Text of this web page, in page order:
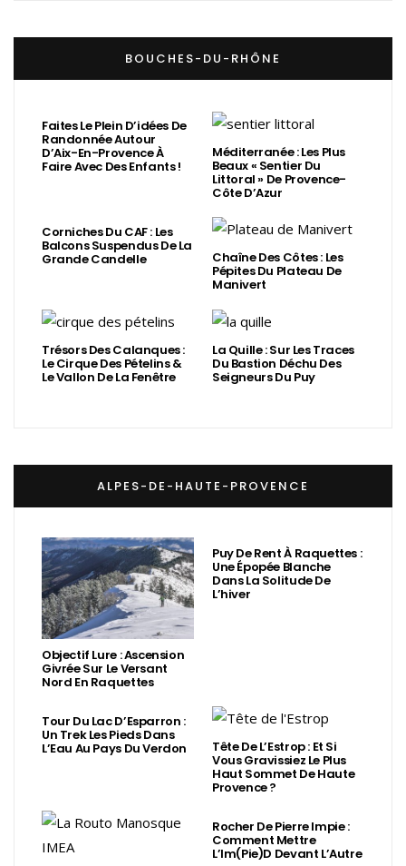
BOUCHES-DU-RHÔNE
Faites Le Plein D’idées De
Randonnée Autour
D’Aix-En-Provence À
Faire Avec Des Enfants !
Méditerranée : Les Plus
Beaux « Sentier Du
Littoral » De Provence-
Côte D’Azur
Corniches Du CAF : Les
Balcons Suspendus De La
Grande Candelle Chaîne Des Côtes : Les
Pépites Du Plateau De
Manivert
Trésors Des Calanques :
Le Cirque Des Pételins &
Le Vallon De La Fenêtre
La Quille : Sur Les Traces
Du Bastion Déchu Des
Seigneurs Du Puy
ALPES-DE-HAUTE-PROVENCE
Objectif Lure : Ascension
Givrée Sur Le Versant
Nord En Raquettes
Puy De Rent À Raquettes :
Une Épopée Blanche
Dans La Solitude De
L’hiver
Tour Du Lac D’Esparron :
Un Trek Les Pieds Dans
L’Eau Au Pays Du Verdon Tête De L’Estrop : Et Si
Vous Gravissiez Le Plus
Haut Sommet De Haute
Provence ?
Rocher De Pierre Impie :
Comment Mettre
L’Im(Pie)d Devant L’Autre